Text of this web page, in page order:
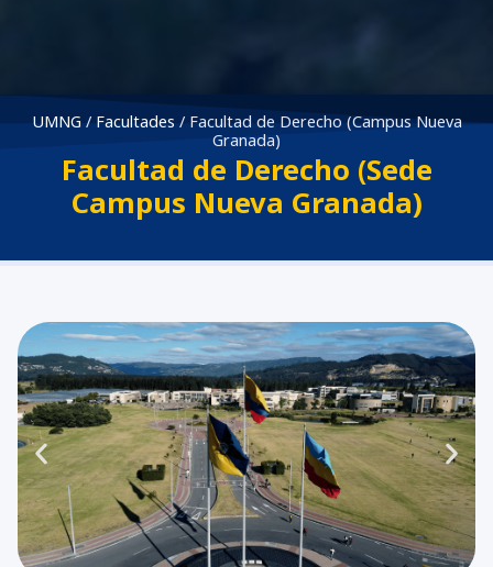
UMNG/ Facultades/ Facultad de Derecho (Campus Nueva
Granada)
Facultad de Derecho (Sede
Campus Nueva Granada)